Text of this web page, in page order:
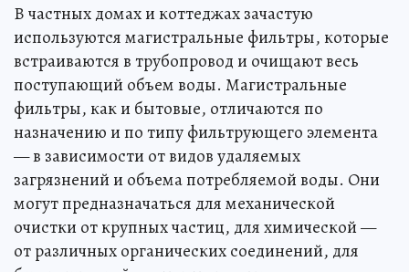
В частных домах и коттеджах зачастую
используются магистральные фильтры, которые
встраиваются в трубопровод и очищают весь
поступающий объем воды. Магистральные
фильтры, как и бытовые, отличаются по
назначению и по типу фильтрующего элемента
— в зависимости от видов удаляемых
загрязнений и объема потребляемой воды. Они
могут предназначаться для механической
очистки от крупных частиц, для химической —
от различных органических соединений, для